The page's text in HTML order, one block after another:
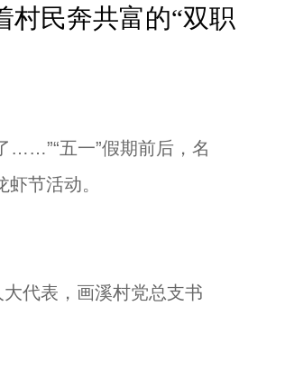
村民奔共富的“双职
……”“五一”假期前后，名
节活动。
代表，画溪村党总支书